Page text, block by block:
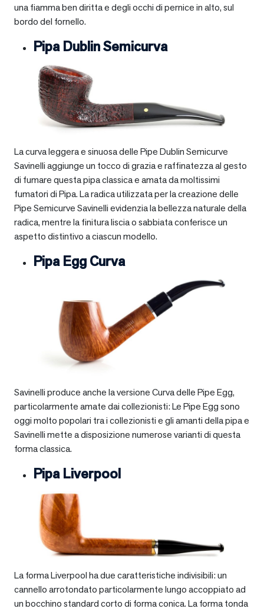
una fiamma ben diritta e degli occhi di pernice in alto, sul
bordo del fornello.
Pipa Dublin Semicurva
La curva leggera e sinuosa delle Pipe Dublin Semicurve
Savinelli aggiunge un tocco di grazia e raffinatezza al gesto
di fumare questa pipa classica e amata da moltissimi
fumatori di Pipa. La radica utilizzata per la creazione delle
Pipe Semicurve Savinelli evidenzia la bellezza naturale della
radica, mentre la finitura liscia o sabbiata conferisce un
aspetto distintivo a ciascun modello.
Pipa Egg Curva
Savinelli produce anche la versione Curva delle Pipe Egg,
particolarmente amate dai collezionisti: Le Pipe Egg sono
oggi molto popolari tra i collezionisti e gli amanti della pipa e
Savinelli mette a disposizione numerose varianti di questa
forma classica.
Pipa Liverpool
La forma Liverpool ha due caratteristiche indivisibili: un
cannello arrotondato particolarmente lungo accoppiato ad
un bocchino standard corto di forma conica. La forma tonda